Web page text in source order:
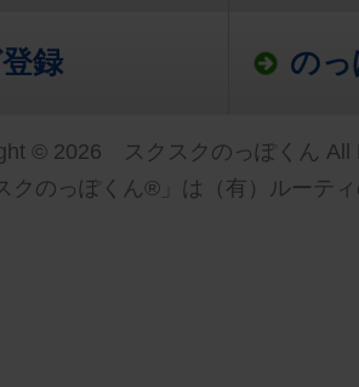
録 の
© 2026 スクスクのっぽくん All
クのっぽくん®」は（有）ルーテ